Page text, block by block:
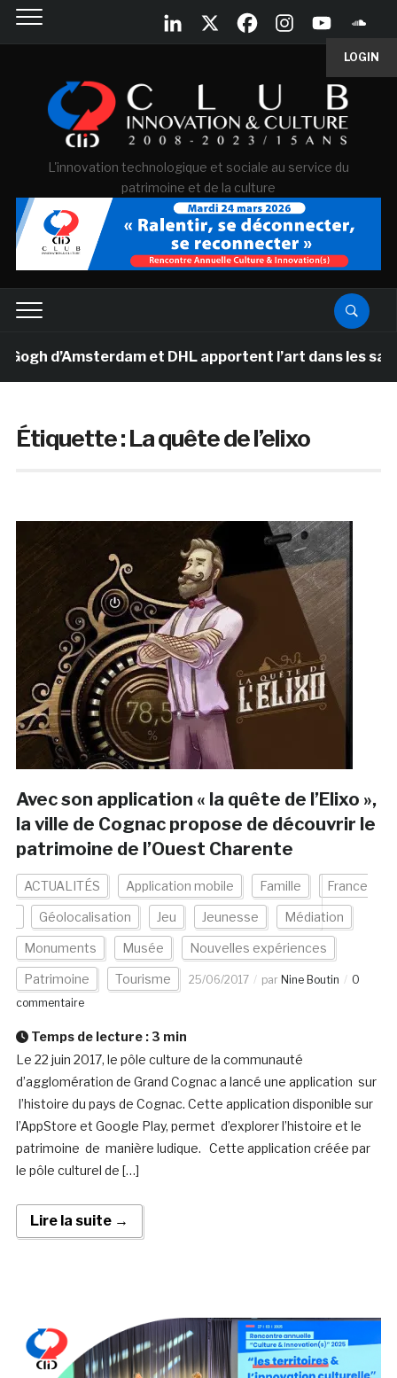
LOGIN
L'innovation technologique et sociale au service du
patrimoine et de la culture
d’Amsterdam et DHL apportent l’art dans les salles
Étiquette :La quête de l’elixo
Avec son application « la quête de l’Elixo »,
la ville de Cognac propose de découvrir le
patrimoine de l’Ouest Charente
ACTUALITÉS Application mobile Famille France
Géolocalisation Jeu Jeunesse Médiation
Monuments Musée Nouvelles expériences
Patrimoine Tourisme 25/06/2017 par Nine Boutin
0
commentaire
Temps de lecture : 3 min
Le 22 juin 2017, le pôle culture de la communauté
d’agglomération de Grand Cognac a lancé une application sur
l’histoire du pays de Cognac. Cette application disponible sur
l’AppStore et Google Play, permet d’explorer l’histoire et le
patrimoine de manière ludique. Cette application créée par
le pôle culturel de […]
Lire la suite →